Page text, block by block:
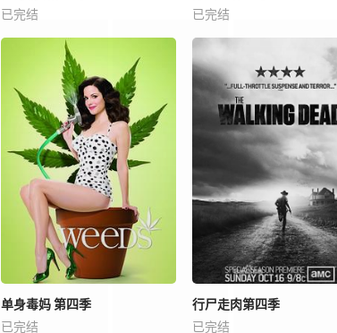
已完结
已完结
单身毒妈 第四季
已完结
行尸走肉第四季
已完结